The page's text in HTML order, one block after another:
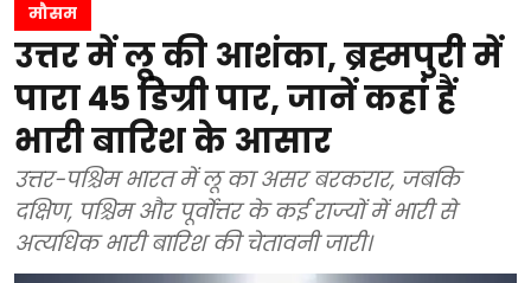
मौसम
उत्तर में लू की आशंका, ब्रह्मपुरी में
पारा 45 डिग्री पार, जानें कहां हैं
भारी बारिश के आसार
उत्तर-पश्चिम भारत में लू का असर बरकरार, जबकि
दक्षिण, पश्चिम और पूर्वोत्तर के कई राज्यों में भारी से
अत्यधिक भारी बारिश की चेतावनी जारी।